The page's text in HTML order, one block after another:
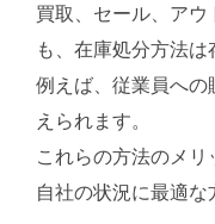
買取、セール、アウ
も、在庫処分方法は
例えば、従業員への
えられます。
これらの方法のメリ
自社の状況に最適な